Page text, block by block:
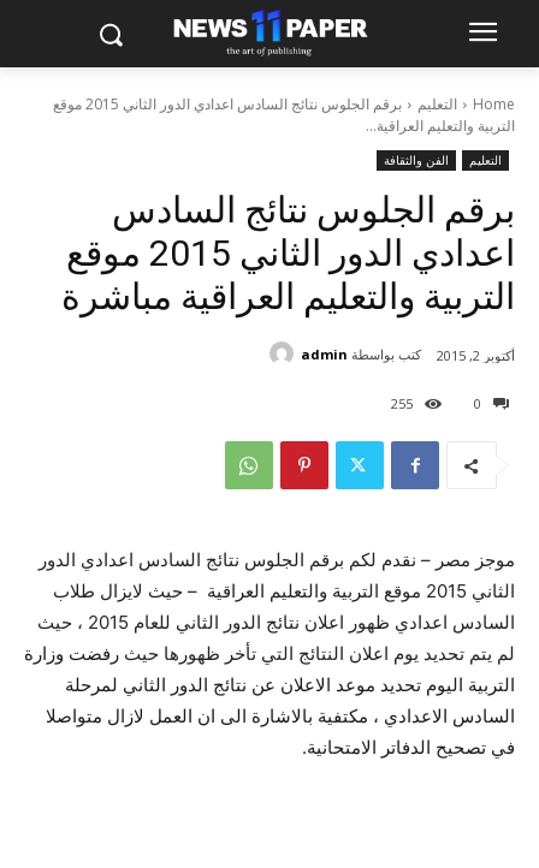
Home التعليم
برقم الجلوس نتائج السادس اعدادي الدور الثاني 2015 موقع
التربية والتعليم العراقية...
التعليم الفن والثقافة
برقم الجلوس نتائج السادس
اعدادي الدور الثاني 2015 موقع
التربية والتعليم العراقية مباشرة
0
255
أكتوبر 2, 2015 كتب بواسطة admin
موجز مصر – نقدم لكم برقم الجلوس نتائج السادس اعدادي الدور
الثاني 2015 موقع التربية والتعليم العراقية – حيث لايزال طلاب
السادس اعدادي ظهور اعلان نتائج الدور الثاني للعام 2015 ، حيث
لم يتم تحديد يوم اعلان النتائج التي تأخر ظهورها حيث رفضت وزارة
التربية اليوم تحديد موعد الاعلان عن نتائج الدور الثاني لمرحلة
السادس الاعدادي ، مكتفية بالاشارة الى ان العمل لازال متواصلا
في تصحيح الدفاتر الامتحانية.